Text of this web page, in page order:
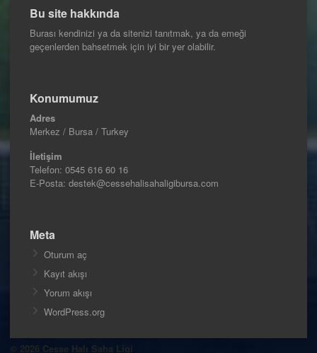
Bu site hakkında
Burası kendinizi ya da sitenizi tanıtmak, ya da emeği
geçenlerden bahsetmek için iyi bir yer olabilir.
Konumumuz
Adres
Merkez / Bursa / Turkey
İletişim
Telefon: 0545 616 60 16
E-Posta: destek@cessehalisahaligibursa.com
Meta
Oturum aç
Kayıt akışı
Yorum akışı
WordPress.org
© 2026 Cesse Halı Saha Ligi